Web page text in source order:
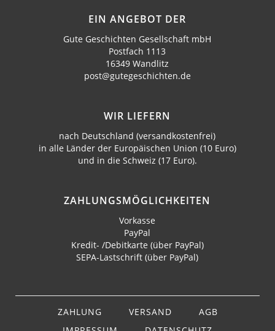
EIN ANGEBOT DER
Gute Geschichten Gesellschaft mbH
Postfach 1113
16349 Wandlitz
post@gutegeschichten.de
WIR LIEFERN
nach Deutschland (versandkostenfrei)
in alle Länder der Europäischen Union (10 Euro)
und in die Schweiz (17 Euro).
ZAHLUNGS­MÖGLICHKEITEN
Vorkasse
PayPal
Kredit- /Debitkarte (über PayPal)
SEPA-Lastschrift (über PayPal)
überspringen
ZAHLUNG VERSAND
AGB